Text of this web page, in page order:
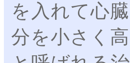
を入れて心
分を小さく